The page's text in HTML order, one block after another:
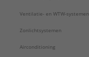
Ventilatie- en WTW-systemen
Zonlichtsystemen
Airconditioning